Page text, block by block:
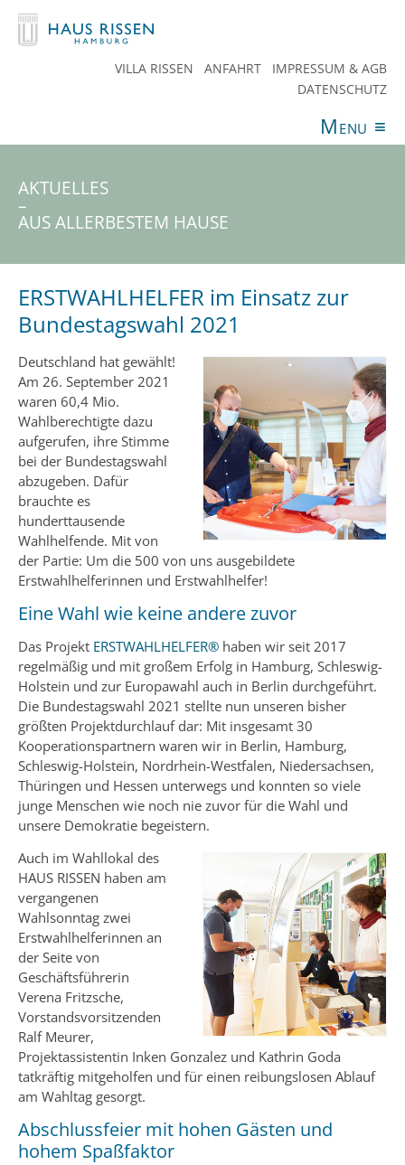
VILLA RISSEN ANFAHRT
IMPRESSUM & AGB
DATENSCHUTZ
Menu ≡
ANGEBOTE VERANSTALTUNGEN
AKTUELLES
AKTUELLES
–
AUS ALLERBESTEM HAUSE
ERSTWAHLHELFER im Einsatz zur
Bundestagswahl 2021
Deutschland hat gewählt!
Am 26. September 2021
waren 60,4 Mio.
Wahlberechtigte dazu
aufgerufen, ihre Stimme
bei der Bundestagswahl
abzugeben. Dafür
brauchte es
hunderttausende
Wahlhelfende. Mit von
der Partie: Um die 500 von uns ausgebildete
Erstwahlhelferinnen und Erstwahlhelfer!
Eine Wahl wie keine andere zuvor
Das Projekt ERSTWAHLHELFER® haben wir seit 2017
regelmäßig und mit großem Erfolg in Hamburg, Schleswig-
Holstein und zur Europawahl auch in Berlin durchgeführt.
Die Bundestagswahl 2021 stellte nun unseren bisher
größten Projektdurchlauf dar: Mit insgesamt 30
Kooperationspartnern waren wir in Berlin, Hamburg,
Schleswig-Holstein, Nordrhein-Westfalen, Niedersachsen,
Thüringen und Hessen unterwegs und konnten so viele
junge Menschen wie noch nie zuvor für die Wahl und
unsere Demokratie begeistern.
Auch im Wahllokal des
HAUS RISSEN haben am
vergangenen
Wahlsonntag zwei
Erstwahlhelferinnen an
der Seite von
Geschäftsführerin
Verena Fritzsche,
Vorstandsvorsitzenden
Ralf Meurer,
Projektassistentin Inken Gonzalez und Kathrin Goda
tatkräftig mitgeholfen und für einen reibungslosen Ablauf
am Wahltag gesorgt.
Abschlussfeier mit hohen Gästen und
hohem Spaßfaktor